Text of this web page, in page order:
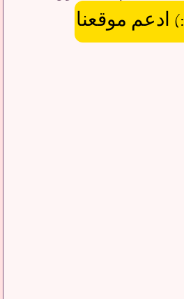
:) ادعم موقعنا